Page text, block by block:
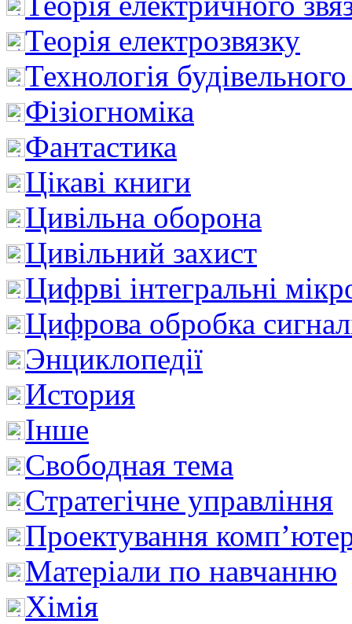
Теорія електрозвязку
Технологія
Фізіогноміка
Фантастика
Цікаві книги
Цивільна оборона
Цивільний захист
Цифрві інтегральні
Цифрова обробка
Энциклопедії
История
Інше
Свободная тема
Стратегічне управління
Проектування
Матеріали по навчанню
Хімія